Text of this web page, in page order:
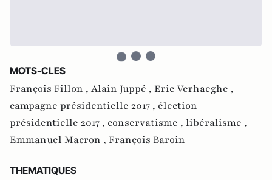
MOTS-CLES
François Fillon , Alain Juppé , Eric Verhaeghe ,
campagne présidentielle 2017 , élection
présidentielle 2017 , conservatisme , libéralisme ,
Emmanuel Macron , François Baroin
THEMATIQUES